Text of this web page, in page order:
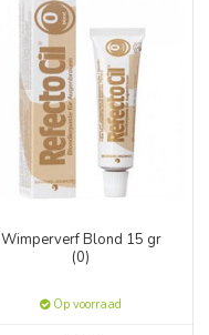
Wimperverf Blond 15 gr
(0)
Op voorraad